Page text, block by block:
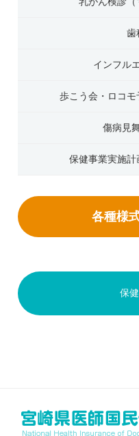
歯
インフル
歩こう会・ロコモ
傷病見
保健事業実施計
各種様
保